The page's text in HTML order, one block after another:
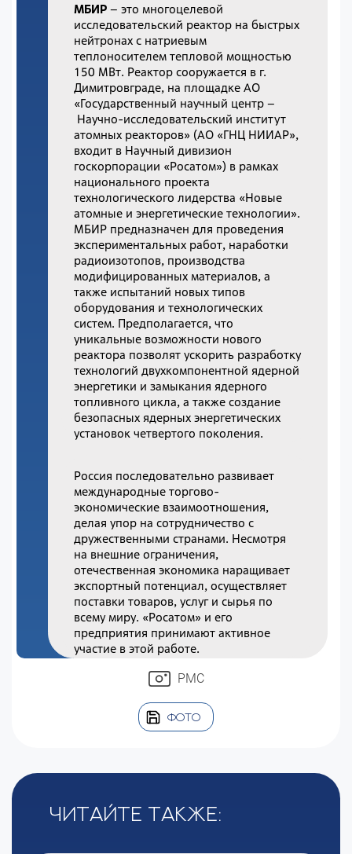
МБИР – это многоцелевой
исследовательский реактор на быстрых
нейтронах с натриевым
теплоносителем тепловой мощностью
150 МВт. Реактор сооружается в г.
Димитровграде, на площадке АО
«Государственный научный центр–
Научно-исследовательский институт
атомных реакторов» (АО «ГНЦ НИИАР»,
входит в Научный дивизион
госкорпорации «Росатом») в рамках
национального проекта
технологического лидерства «Новые
атомные и энергетические технологии».
МБИР предназначен для проведения
экспериментальных работ, наработки
радиоизотопов, производства
модифицированных материалов, а
также испытаний новых типов
оборудования и технологических
систем. Предполагается, что
уникальные возможности нового
реактора позволят ускорить разработку
технологий двухкомпонентной ядерной
энергетики и замыкания ядерного
топливного цикла, а также создание
безопасных ядерных энергетических
установок четвертого поколения.
Россия последовательно развивает
международные торгово-
экономические взаимоотношения,
делая упор на сотрудничество с
дружественными странами. Несмотря
на внешние ограничения,
отечественная экономика наращивает
экспортный потенциал, осуществляет
поставки товаров, услуг и сырья по
всему миру. «Росатом» и его
предприятия принимают активное
участие в этой работе.
РМС
ФОТО
Читайте также: